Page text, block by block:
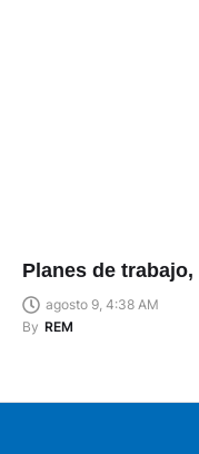
Planes de
agosto 9, 4:38 AM
By REM